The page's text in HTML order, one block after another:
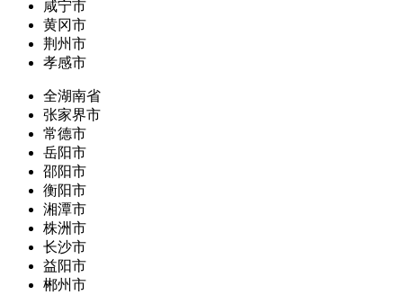
咸宁市
黄冈市
荆州市
孝感市
全湖南省
张家界市
常德市
岳阳市
邵阳市
衡阳市
湘潭市
株洲市
长沙市
益阳市
郴州市